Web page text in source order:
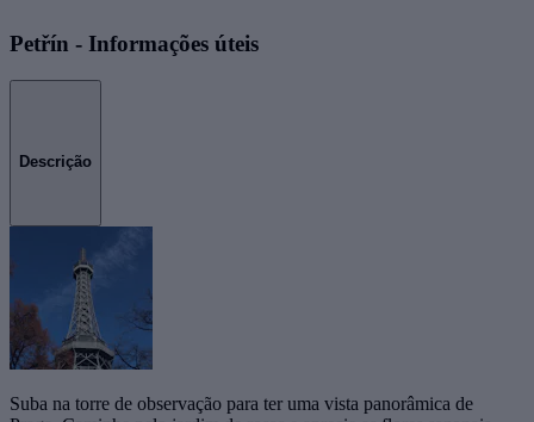
Petřín - Informações úteis
Descrição
Suba na torre de observação para ter uma vista panorâmica de